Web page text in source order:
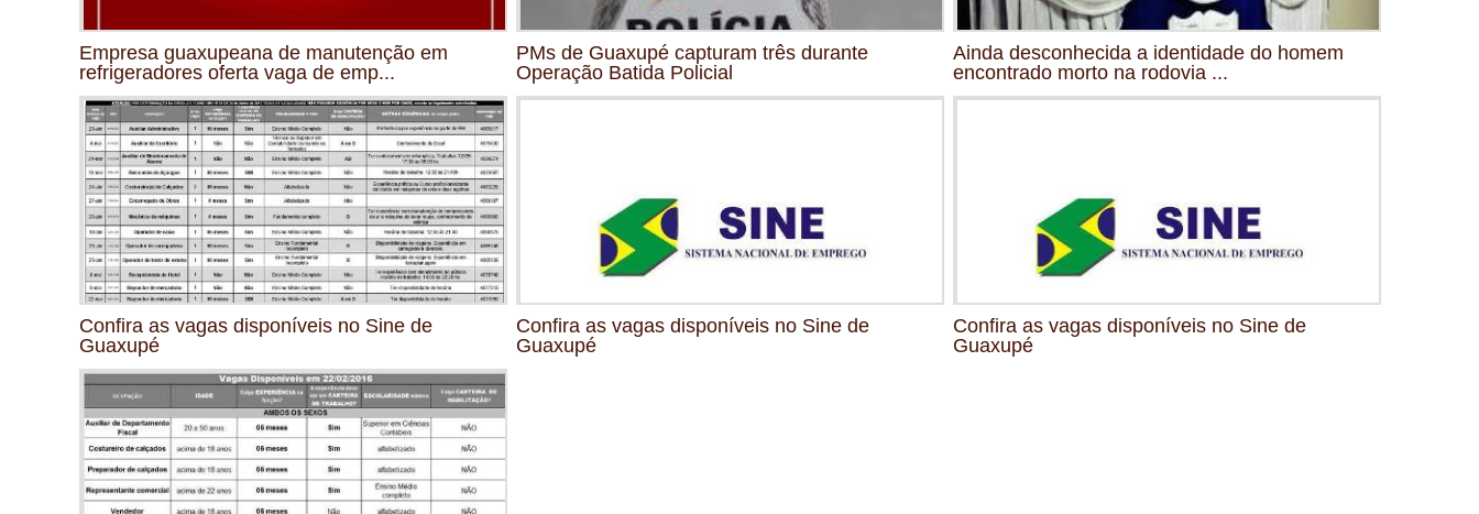
Empresa guaxupeana de manutenção em
refrigeradores oferta vaga de emp...
PMs de Guaxupé capturam três durante
Operação Batida Policial
Ainda desconhecida a identidade do homem
encontrado morto na rodovia ...
Confira as vagas disponíveis no Sine de
Guaxupé
Confira as vagas disponíveis no Sine de
Guaxupé
Confira as vagas disponíveis no Sine de
Guaxupé